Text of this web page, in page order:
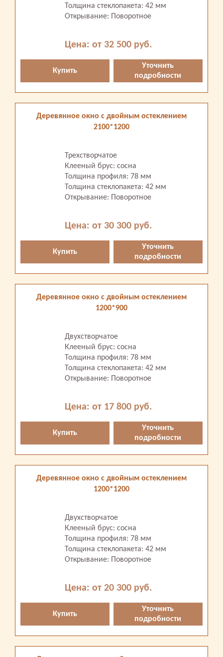
Толщина стеклопакета: 42 мм
Открывание: Поворотное
Цена: от 32 500 руб.
Купить
Уточнить
подробности
Деревянное окно с двойным остеклением
2100*1200
Трехстворчатое
Клееный брус: сосна
Толщина профиля: 78 мм
Толщина стеклопакета: 42 мм
Открывание: Поворотное
Цена: от 30 300 руб.
Купить
Уточнить
подробности
Деревянное окно с двойным остеклением
1200*900
Двухстворчатое
Клееный брус: сосна
Толщина профиля: 78 мм
Толщина стеклопакета: 42 мм
Открывание: Поворотное
Цена: от 17 800 руб.
Купить
Уточнить
подробности
Деревянное окно с двойным остеклением
1200*1200
Двухстворчатое
Клееный брус: сосна
Толщина профиля: 78 мм
Толщина стеклопакета: 42 мм
Открывание: Поворотное
Цена: от 20 300 руб.
Купить
Уточнить
подробности